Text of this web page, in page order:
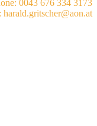
0043 676 334 3173
harald.gritscher@aon.at